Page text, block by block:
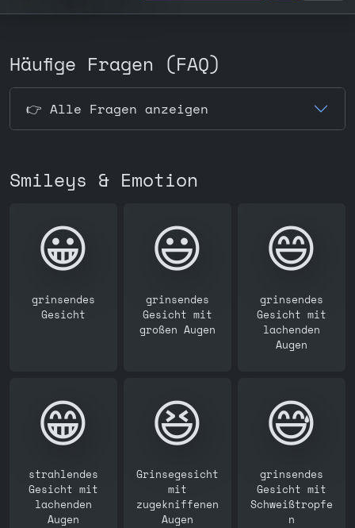
Häufige Fragen (FAQ)
👉️ Alle Fragen anzeigen
Smileys & Emotion
😀
grinsendes
Gesicht
😃
grinsendes
Gesicht mit
großen Augen
😄
grinsendes
Gesicht mit
lachenden
Augen
😁
strahlendes
Gesicht mit
lachenden
Augen
😆
Grinsegesicht
mit
zugekniffenen
Augen
😅
grinsendes
Gesicht mit
Schweißtropfe
n